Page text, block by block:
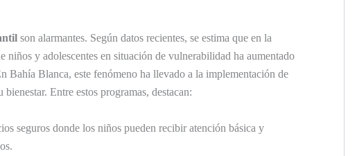
son alarmantes. Según datos recientes, se estima que en la
niños y adolescentes en situación de vulnerabilidad ha aumentado
Bahía Blanca, este fenómeno ha llevado a la implementación de
Entre estos programas, destacan:
seguros donde los niños pueden recibir atención básica y